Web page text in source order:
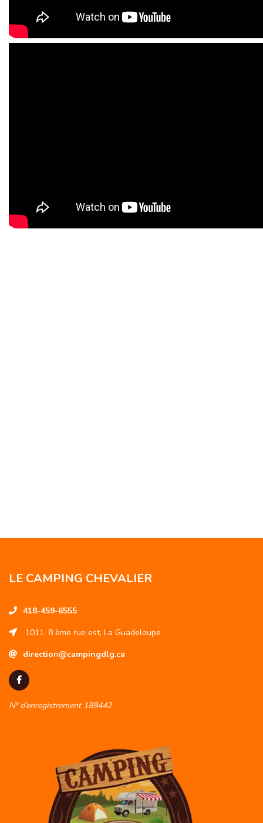
LE CAMPING CHEVALIER
418-459-6555
1011, 8 ème rue est, La Guadeloupe
direction@campingdlg.ca
N° d’enregistrement 189442